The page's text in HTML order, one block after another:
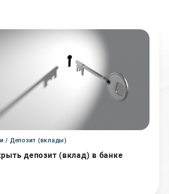
/ Депозит (вклады)
депозит (вклад) в банке